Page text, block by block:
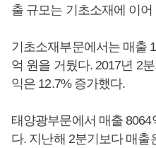
출 규모는 기초소재에 이
기초소재부문에서는 매출
억 원을 거뒀다. 2017년 2
익은 12.7% 증가했다.
태양광부문에서 매출
다. 지난해 2분기보다 매출